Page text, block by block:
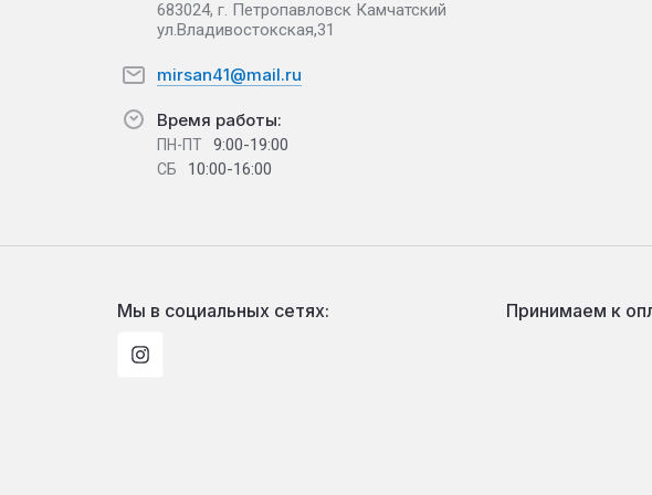
683024, г. Петропавловск Камчатский
ул.Владивостокская,31
mirsan41@mail.ru
Время работы:
ПН-ПТ 9:00-19:00
СБ 10:00-16:00
Мы в социальных сетях: Принимаем к